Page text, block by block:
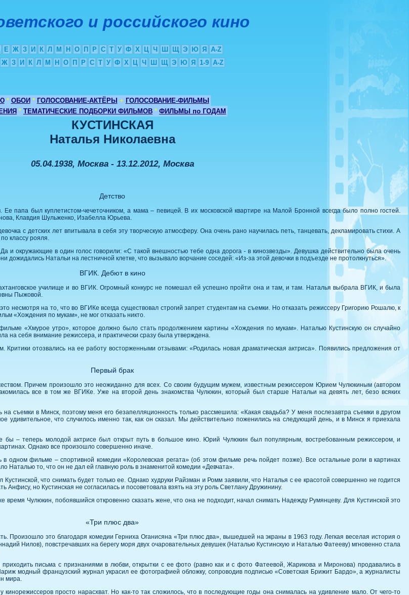
и российского кино
Е Ж З И К Л М Н О П Р С Т У Ф Х Ц Ч Ш Щ Э Ю Я
A-Z
Ж З И К Л М Н О П Р С Т У Ф Х Ц Ч Ш Щ Э Ю Я 1-9 A-Z
* ОБОИ * ГОЛОСОВАНИЕ-АКТЁРЫ + ГОЛОСОВАНИЕ-ФИЛЬМЫ
* ТЕМАТИЧЕСКИЕ ПОДБОРКИ ФИЛЬМОВ * ФИЛЬМЫ по ГОДАМ
КУСТИНСКАЯ
Наталья Николаевна
05.04.1938, Москва - 13.12.2012, Москва
Детство
Ее папа был куплетистом-чечеточником, а мама – певицей. В их московской квартире на Малой Бронной всегда было полно гостей.
Клавдия Шульженко, Изабелла Юрьева.
с детских лет впитывала в себя эту творческую атмосферу. Она очень рано научилась петь, танцевать, декламировать стихи. А
классу рояля.
и окружающие в один голос говорили: «С такой внешностью тебе одна дорога - в кинозвезды». Девушка действительно была очень
дожидались Натальи на лестничной клетке, что вызывало ворчание соседей: «Из-за этой девочки в подъезде не протолкнуться».
ВГИК. Дебют в кино
училище и во ВГИК. Огромный конкурс не помешал ей успешно пройти она и там, и там. Наталья выбрала ВГИК, и была
Пыжовой.
несмотря на то, что во ВГИКе всегда существовал строгий запрет студентам на съемки. Но отказать режиссеру Григорию Рошалю, к
«Хождения по мукам», не мог отказать никто.
«Хмурое утро», которое должно было стать продолжением картины «Хождения по мукам». Наталью Кустинскую он случайно
на себя внимание режиссера, и практически сразу была утверждена.
отозвались на ее работу восторженными отзывами: «Родилась новая драматическая актриса». Появились предложения от
Первый брак
Причем произошло это неожиданно для всех. Со своим будущим мужем, известным режиссером Юрием Чулюкиным (автором
все в том же ВГИКе. Уже на второй день знакомства Чулюкин, который был старше Натальи на девять лет, безо всяких
съемки в Минск, поэтому меня его безапелляционность только рассмешила: «Какая свадьба? У меня послезавтра съемки в другом
что случилось именно так, как он сказал. Мы действительно поженились на следующий день, и в Минск я приехала
бы – теперь молодой актрисе был открыт путь в большое кино. Юрий Чулюкин был популярным, востребованным режиссером, и
Однако все произошло совершенно иначе.
в одном фильме – спортивной комедии «Королевская регата» (об этом фильме речь пойдет позже). Все остальные роли в картинах
Наталью то, что он не дал ей главную роль в знаменитой комедии «Девчата».
что снимать будет только ее. Однако худруки Райзман и Ромм заявили, что Наталья с ее красотой совершенно не годится
но Кустинская не согласилась и посоветовала взять на эту роль Светлану Дружинину.
Чулюкин, побоявшийся откровенно сказать жене, что она не подходит, начал снимать Надежду Румянцеву. Для Кустинской это
«Три плюс два»
Произошло это благодаря комедии Герниха Оганисяна «Три плюс два», вышедшей на экраны в 1963 году. Легкая веселая история о
Нилов), повстречавших на берегу моря двух очаровательных девушек (Наталью Кустинскую и Наталью Фатееву) мгновенно стала
письма с признаниями в любви, открытки с ее фото (равно как и с фото Фатеевой, Жарикова и Миронова) продавались в
модный французский журнал украсил ее фотографией обложку, сопроводив подписью «Советская Брижит Бардо», а журналисты
мира.
кинорежиссеров просто нарасхват. Но как-то так сложилось, что в последующие годы она снималась на удивление мало. От чего-то